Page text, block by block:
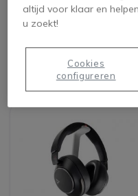
Link 390a MS, version
Stereo Met
149,95 € ex. BTW -19%
altijd voor klaar en
u zoekt!
Cookies
configureren